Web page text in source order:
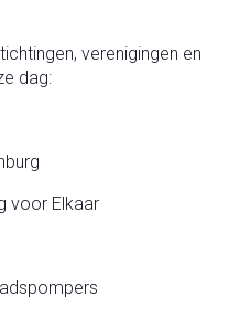
verenigingen en
dag:
voor Elkaar